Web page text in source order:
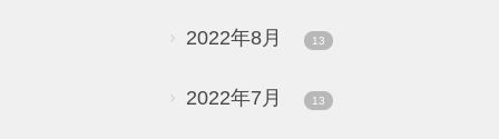
2022年8月 13
2022年7月 13